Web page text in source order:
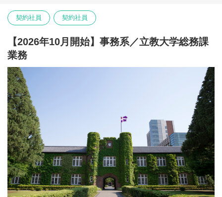
・備品類の調達、管理
契約社員 契約社員
【2026年10月開始】事務系／立教大学総務課
業務